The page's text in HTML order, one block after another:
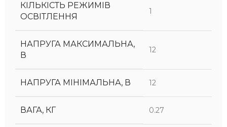
КІЛЬКІСТЬ РЕЖИМІВ
ОСВІТЛЕННЯ
1
НАПРУГА МАКСИМАЛЬНА,
В
12
НАПРУГА МІНІМАЛЬНА, В 12
ВАГА, КГ 0.27